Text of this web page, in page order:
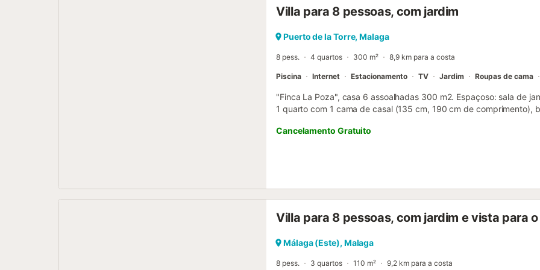
605m. Distância a pé/de carro até a praia: 25m Playa Virginia.
propriedade está localizada numa rua pedonal). Não são
segurança e alarmes. As câmaras são desligadas durante a estadia
podem so...
Villa para 8 pessoas, com jardim
Puerto de la Torre, Malaga
8 pess. 4 quartos 300 m² 8,9 km para a costa
Piscina Internet Estacionamento TV Jardim Roupas de cama
"Finca La Poza", casa 6 assoalhadas 300 m2. Espaçoso: sala de
1 quarto com 1 cama de casal (135 cm, 190 cm de comprimento),
comprimento). 1 quarto com 1 cama de casal (135 cm, 190 cm de
Máquina de lavar loiçã 4 placas de vitrocerâmica, microondas,
espreguiçadeira. Vista às montanhas. O alojamento dispõe de:
fio/ Wireless LAN [WLAN], grátis). Vaga de estacionamento (4
Cancelamento Gratuito
Villa para 8 pessoas, com jardim e vista para
Málaga (Este), Malaga
8 pess. 3 quartos 110 m² 9,2 km para a costa